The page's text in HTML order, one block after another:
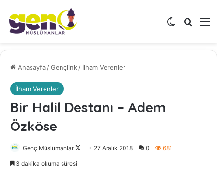
Dış
Anasayfa /Gençlink / İlham Verenler
İlham Verenler
Bir Halil Destanı – Adem
Özköse
Genç Müslümanlar 27 Aralık 2018 0 681
3 dakika okuma süresi